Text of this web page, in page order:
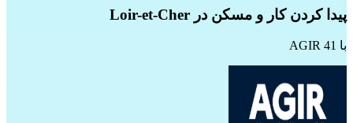
پیدا کردن کار و مسکن در Loir-et-Cher
با AGIR 41